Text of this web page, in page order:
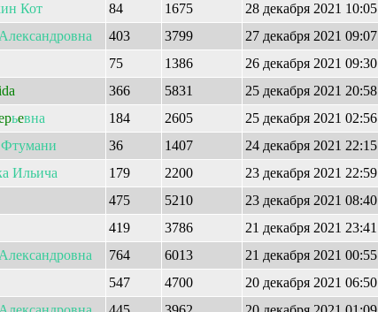
Кот 84 1675
28 декабря 2021 10:05
Александровна 403 3799
27 декабря 2021 09:07
75 1386
26 декабря 2021 09:30
366 5831
25 декабря 2021 20:58
ьeвна 184 2605
25 декабря 2021 02:56
Фтумани 36 1407
24 декабря 2021 22:15
Ильича 179 2200
23 декабря 2021 22:59
475 5210
23 декабря 2021 08:40
419 3786
21 декабря 2021 23:41
Александровна 764 6013
21 декабря 2021 00:55
547 4700
20 декабря 2021 06:50